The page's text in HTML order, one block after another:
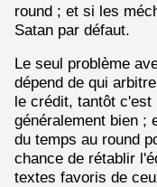
round ; et si les
Satan par défaut.
Le seul problème
dépend de qui
le crédit, tantôt
généralement bien ;
du temps au round
chance de rétablir
textes favoris de